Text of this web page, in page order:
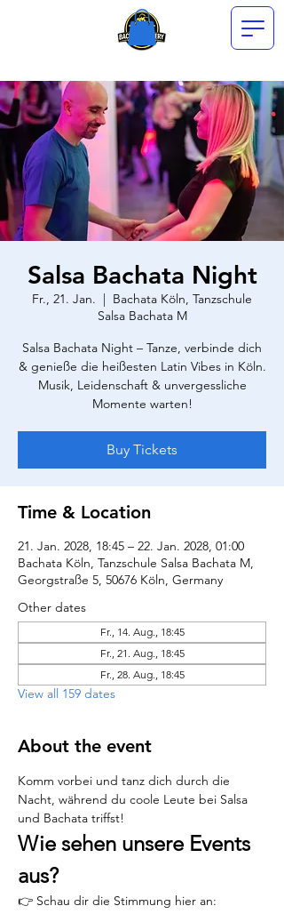
Salsa Bachata Night
Fr., 21. Jan.
  |
Bachata Köln, Tanzschule
Salsa Bachata M
Salsa Bachata Night – Tanze, verbinde dich
& genieße die heißesten Latin Vibes in Köln.
Musik, Leidenschaft & unvergessliche
Momente warten!
Buy Tickets
Time & Location
21. Jan. 2028, 18:45 – 22. Jan. 2028, 01:00
Bachata Köln, Tanzschule Salsa Bachata M,
Georgstraße 5, 50676 Köln, Germany
Other dates
Fr., 14. Aug., 18:45
Fr., 21. Aug., 18:45
Fr., 28. Aug., 18:45
View all 159 dates
About the event
Komm vorbei und tanz dich durch die
Nacht, während du coole Leute bei Salsa
und Bachata triffst!
Wie sehen unsere Events
aus?
👉 Schau dir die Stimmung hier an: